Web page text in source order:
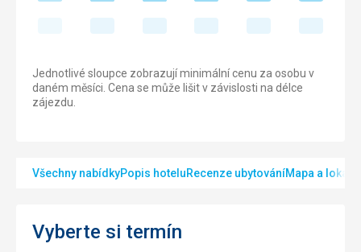
Jednotlivé sloupce zobrazují minimální cenu za osobu v
daném měsíci. Cena se může lišit v závislosti na délce
zájezdu.
Všechny nabídkyPopis hoteluRecenze ubytováníMapa a
Vyberte si termín